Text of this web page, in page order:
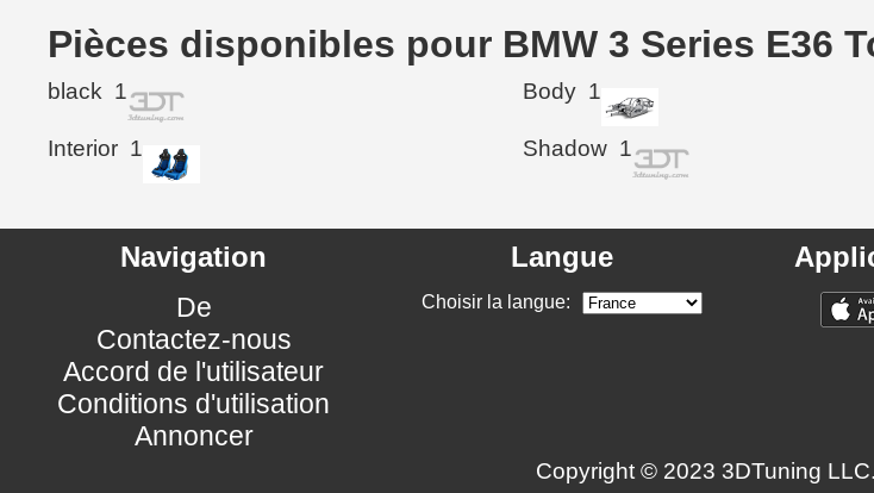
Pièces disponibles pour BMW 3 Series E36
black 1 Body 1
Interior 1 Shadow 1
Navigation
De
Contactez-nous
Accord de l'utilisateur
Conditions d'utilisation
Annoncer
Langue
Choisir la langue:
Copyright © 2023 3DTuning